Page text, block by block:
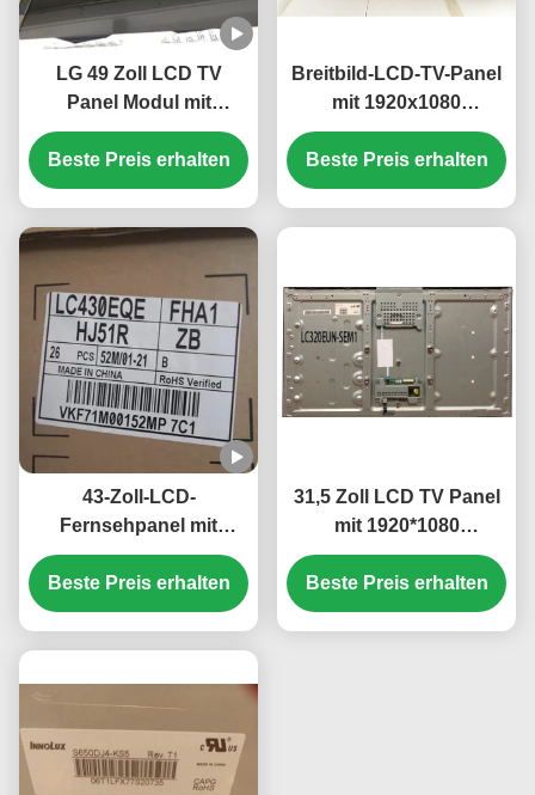
LG 49 Zoll LCD TV
Panel Modul mit
3840*2160 Pixel
Auflösung und 100 PIN
UHD Display
Beste Preis erhalten
Breitbild-LCD-TV-Panel
mit 1920x1080
Auflösung und 16,7 Mio.
Farben für hochwertige
Anzeige
Beste Preis erhalten
43-Zoll-LCD-
Fernsehpanel mit
3840*2160 Pixeln und
IPS-Technologie für
hochauflösende
Beste Preis erhalten
31,5 Zoll LCD TV Panel
mit 1920*1080
Auflösung und Glas-
LED-Material
Beste Preis erhalten